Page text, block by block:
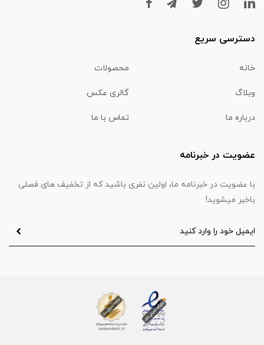
دسترسی سریع
خانه محصولات
وبلاگ گالری عکس
درباره ما تماس با ما
عضویت در خبرنامه
با عضویت در خبرنامه ما، اولین نفری باشید که از تخفیف های فصلی
باخبر میشوید!